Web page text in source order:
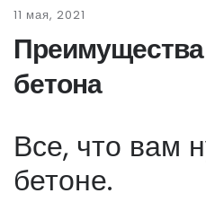
11 мая, 2021
Преимущества
бетона
Все, что вам
бетоне.